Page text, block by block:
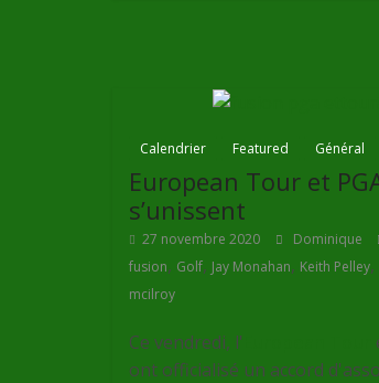
Calendrier Featured Général
European Tour et
s’unissent
27 novembre 2020 Dominique
fusion, Golf, Jay Monahan, Keith Pelley,
mcilroy
Ce vendredi, l'
ont officialisé un accord